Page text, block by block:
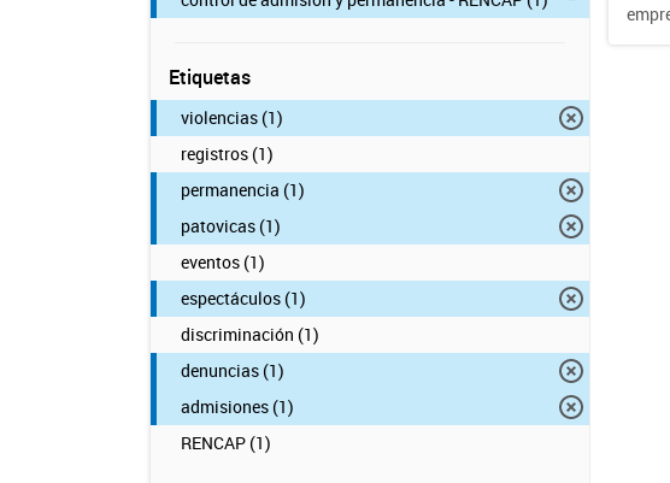
Etiquetas
violencias (1)
registros (1)
permanencia (1)
patovicas (1)
eventos (1)
espectáculos (1)
discriminación (1)
denuncias (1)
admisiones (1)
RENCAP (1)